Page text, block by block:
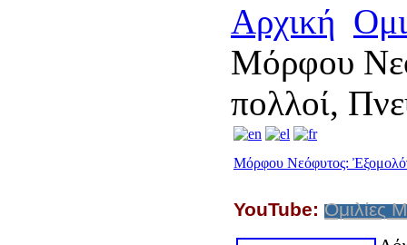
Αρχική
Μόρφου
πολλοί,
Μόρφου Νεόφυτος:
YouTube: Ομιλίες